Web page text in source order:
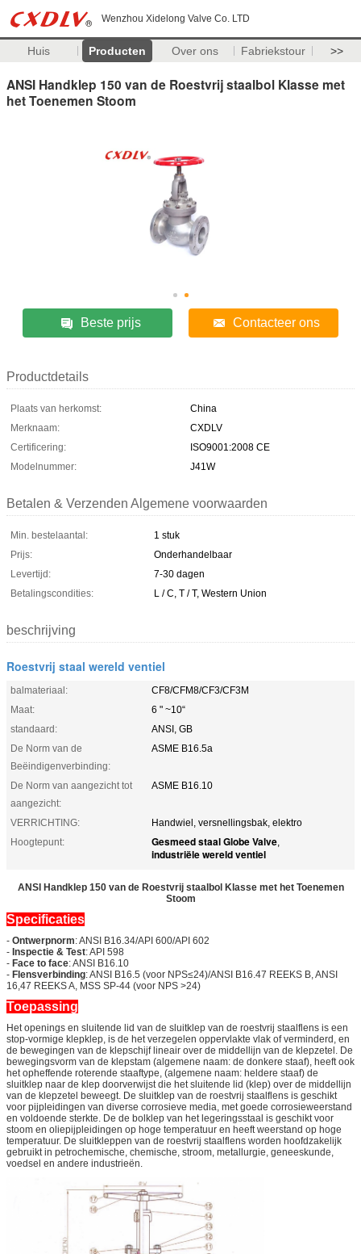
Wenzhou Xidelong Valve Co. LTD
Huis Producten Over ons Fabriekstour >>
ANSI Handklep 150 van de Roestvrij staalbol Klasse met
het Toenemen Stoom
Beste prijs Contacteer ons
Productdetails
Plaats van herkomst:
China
Merknaam:
CXDLV
Certificering:
ISO9001:2008 CE
Modelnummer:
J41W
Betalen & Verzenden Algemene voorwaarden
Min. bestelaantal:
1 stuk
Prijs:
Onderhandelbaar
Levertijd:
7-30 dagen
Betalingscondities:
L / C, T / T, Western Union
beschrijving
Roestvrij staal wereld ventiel
balmateriaal:
CF8/CFM8/CF3/CF3M
Maat:
6 " ~10“
standaard:
ANSI, GB
De Norm van de
Beëindigenverbinding:
ASME B16.5a
De Norm van aangezicht tot
aangezicht:
ASME B16.10
VERRICHTING:
Handwiel, versnellingsbak, elektro
Hoogtepunt:
Gesmeed staal Globe Valve,
industriële wereld ventiel
ANSI Handklep 150 van de Roestvrij staalbol Klasse met het Toenemen
Stoom
Specificaties
- Ontwerpnorm: ANSI B16.34/API 600/API 602
- Inspectie & Test: API 598
- Face to face: ANSI B16.10
- Flensverbinding: ANSI B16.5 (voor NPS≤24)/ANSI B16.47 REEKS B, ANSI
16,47 REEKS A, MSS SP-44 (voor NPS >24)
Toepassing
Het openings en sluitende lid van de sluitklep van de roestvrij staalflens is een
stop-vormige klepklep, is de het verzegelen oppervlakte vlak of verminderd, en
de bewegingen van de klepschijf lineair over de middellijn van de klepzetel. De
bewegingsvorm van de klepstam (algemene naam: de donkere staaf), heeft ook
het opheffende roterende staaftype, (algemene naam: heldere staaf) de
sluitklep naar de klep doorverwijst die het sluitende lid (klep) over de middellijn
van de klepzetel beweegt. De sluitklep van de roestvrij staalflens is geschikt
voor pijpleidingen van diverse corrosieve media, met goede corrosieweerstand
en voldoende sterkte. De de bolklep van het legeringsstaal is geschikt voor
stoom en oliepijpleidingen op hoge temperatuur en heeft weerstand op hoge
temperatuur. De sluitkleppen van de roestvrij staalflens worden hoofdzakelijk
gebruikt in petrochemische, chemische, stroom, metallurgie, geneeskunde,
voedsel en andere industrieën.